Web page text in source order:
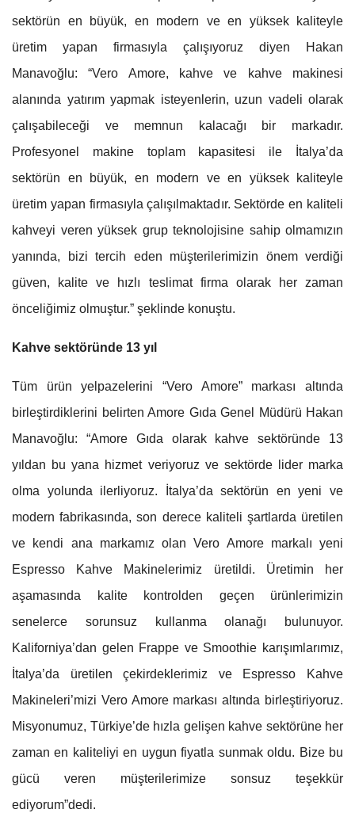
sektörün en büyük, en modern ve en yüksek kaliteyle
üretim yapan firmasıyla çalışıyoruz diyen Hakan
Manavoğlu:
“Vero Amore, kahve ve kahve makinesi
alanında yatırım yapmak isteyenlerin, uzun vadeli olarak
çalışabileceği ve memnun kalacağı bir markadır.
Profesyonel makine toplam kapasitesi ile İtalya’da
sektörün en büyük, en modern ve en yüksek kaliteyle
üretim yapan firmasıyla çalışılmaktadır. Sektörde en kaliteli
kahveyi veren yüksek grup teknolojisine sahip olmamızın
yanında, bizi tercih eden müşterilerimizin önem verdiği
güven, kalite ve hızlı teslimat firma olarak her zaman
önceliğimiz olmuştur.” şeklinde konuştu.
Kahve sektöründe 13 yıl
Tüm ürün yelpazelerini “Vero Amore” markası altında
birleştirdiklerini belirten Amore Gıda Genel Müdürü Hakan
Manavoğlu: “Amore Gıda olarak kahve sektöründe 13
yıldan bu yana hizmet veriyoruz ve sektörde lider marka
olma yolunda ilerliyoruz. İtalya’da sektörün en yeni ve
modern fabrikasında, son derece kaliteli şartlarda üretilen
ve kendi ana markamız olan Vero Amore markalı yeni
Espresso Kahve Makinelerimiz üretildi. Üretimin her
aşamasında kalite kontrolden geçen ürünlerimizin
senelerce sorunsuz kullanma olanağı bulunuyor.
Kaliforniya’dan gelen Frappe ve Smoothie karışımlarımız,
İtalya’da üretilen çekirdeklerimiz ve Espresso Kahve
Makineleri’mizi Vero Amore markası altında birleştiriyoruz.
Misyonumuz, Türkiye’de hızla gelişen kahve sektörüne her
zaman en kaliteliyi en uygun fiyatla sunmak oldu. Bize bu
gücü veren müşterilerimize sonsuz teşekkür
ediyorum”dedi.